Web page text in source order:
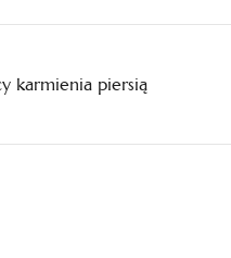
karmienia piersią